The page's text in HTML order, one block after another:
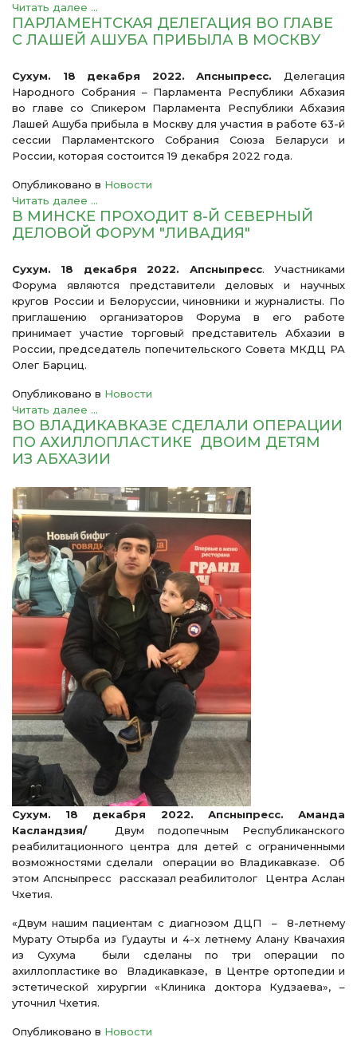
Читать далее ...
ПАРЛАМЕНТСКАЯ ДЕЛЕГАЦИЯ ВО ГЛАВЕ
С ЛАШЕЙ АШУБА ПРИБЫЛА В МОСКВУ
Сухум. 18 декабря 2022. Апсныпресс. Делегация
Народного Собрания – Парламента Республики Абхазия
во главе со Спикером Парламента Республики Абхазия
Лашей Ашуба прибыла в Москву для участия в работе 63-й
сессии Парламентского Собрания Союза Беларуси и
России, которая состоится 19 декабря 2022 года.
Опубликовано в Новости
Читать далее ...
В МИНСКЕ ПРОХОДИТ 8-Й СЕВЕРНЫЙ
ДЕЛОВОЙ ФОРУМ "ЛИВАДИЯ"
Сухум. 18 декабря 2022. Апсныпресс. Участниками
Форума являются представители деловых и научных
кругов России и Белоруссии, чиновники и журналисты. По
приглашению организаторов Форума в его работе
принимает участие торговый представитель Абхазии в
России, председатель попечительского Совета МКДЦ РА
Олег Барциц.
Опубликовано в Новости
Читать далее ...
ВО ВЛАДИКАВКАЗЕ СДЕЛАЛИ ОПЕРАЦИИ
ПО АХИЛЛОПЛАСТИКЕ ДВОИМ ДЕТЯМ
ИЗ АБХАЗИИ
Сухум. 18 декабря 2022. Апсныпресс. Аманда
Касландзия/
Двум подопечным Республиканского
реабилитационного центра для детей с ограниченными
возможностями сделали операции во Владикавказе. Об
этом Апсныпресс рассказал реабилитолог Центра Аслан
Чхетия.
«Двум нашим пациентам с диагнозом ДЦП – 8-летнему
Мурату Отырба из Гудауты и 4-х летнему Алану Квачахия
из Сухума были сделаны по три операции по
ахиллопластике во Владикавказе, в Центре ортопедии и
эстетической хирургии «Клиника доктора Кудзаева», –
уточнил Чхетия.
Опубликовано в Новости